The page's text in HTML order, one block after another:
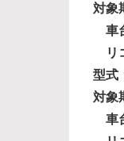
対象
車
リ
型式
対象
車